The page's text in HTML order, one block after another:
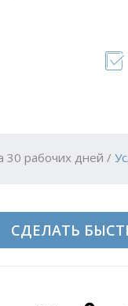
30 рабочих дней /
СДЕЛАТЬ